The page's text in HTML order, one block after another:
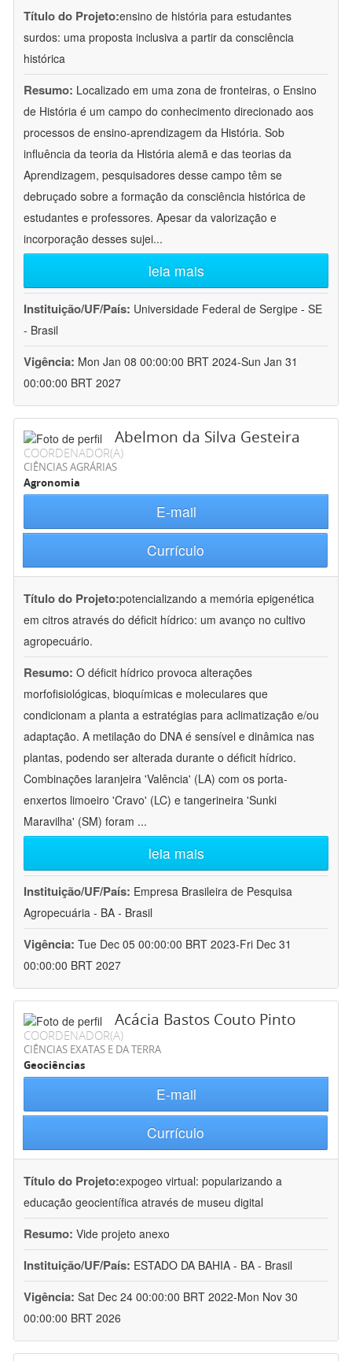
Título do Projeto:ensino de história para estudantes
surdos: uma proposta inclusiva a partir da consciência
histórica
Resumo: Localizado em uma zona de fronteiras, o Ensino
de História é um campo do conhecimento direcionado aos
processos de ensino-aprendizagem da História. Sob
influência da teoria da História alemã e das teorias da
Aprendizagem, pesquisadores desse campo têm se
debruçado sobre a formação da consciência histórica de
estudantes e professores. Apesar da valorização e
incorporação desses sujei...
leia mais
Instituição/UF/País: Universidade Federal de Sergipe - SE
- Brasil
Vigência: Mon Jan 08 00:00:00 BRT 2024-Sun Jan 31
00:00:00 BRT 2027
Abelmon da Silva Gesteira
COORDENADOR(A)
CIÊNCIAS AGRÁRIAS
Agronomia
E-mail
Currículo
Título do Projeto:potencializando a memória epigenética
em citros através do déficit hídrico: um avanço no cultivo
agropecuário.
Resumo: O déficit hídrico provoca alterações
morfofisiológicas, bioquímicas e moleculares que
condicionam a planta a estratégias para aclimatização e/ou
adaptação. A metilação do DNA é sensível e dinâmica nas
plantas, podendo ser alterada durante o déficit hídrico.
Combinações laranjeira 'Valência' (LA) com os porta-
enxertos limoeiro 'Cravo' (LC) e tangerineira 'Sunki
Maravilha' (SM) foram ...
leia mais
Instituição/UF/País: Empresa Brasileira de Pesquisa
Agropecuária - BA - Brasil
Vigência: Tue Dec 05 00:00:00 BRT 2023-Fri Dec 31
00:00:00 BRT 2027
Acácia Bastos Couto Pinto
COORDENADOR(A)
CIÊNCIAS EXATAS E DA TERRA
Geociências
E-mail
Currículo
Título do Projeto:expogeo virtual: popularizando a
educação geocientífica através de museu digital
Resumo: Vide projeto anexo
Instituição/UF/País: ESTADO DA BAHIA - BA - Brasil
Vigência: Sat Dec 24 00:00:00 BRT 2022-Mon Nov 30
00:00:00 BRT 2026